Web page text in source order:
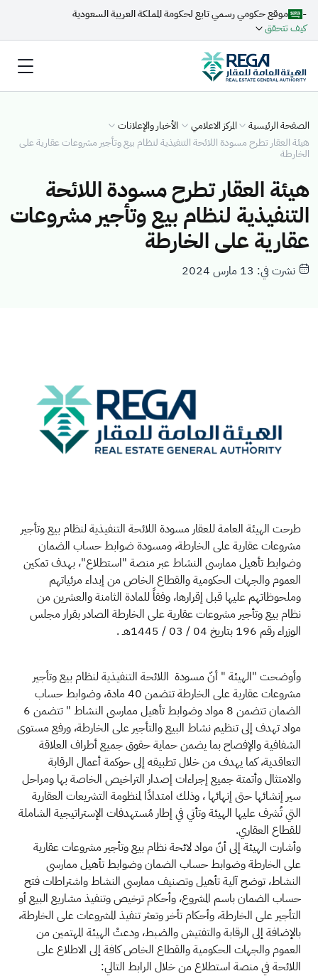
-
موقع حكومي رسمي تابع لحكومة المملكة العربية السعودية
كيف تتحقق
الصفحة الرئيسية المركز الاعلامي
الأخبار والإعلانات
هيئة العقار تطرح مسودة اللائحة التنفيذية لنظام بيع وتأجير مشروعات عقارية على
الخارطة
هيئة العقار تطرح مسودة اللائحة
التنفيذية لنظام بيع وتأجير مشروعات
عقارية على الخارطة
نشرت في: 13 مارس 2024
طرحت الهيئة العامة للعقار مسودة اللائحة التنفيذية لنظام بيع وتأجير
مشروعات عقارية على الخارطة، ومسودة ضوابط حساب الضمان
وضوابط تأهيل ممارسي النشاط عبر منصة "استطلاع"، بهدف تمكين
العموم والجهات الحكومية والقطاع الخاص من إبداء مرئياتهم
وملحوظاتهم عليها قبل إقرارها، وفقاً للمادة الثامنة والعشرين من
نظام بيع وتأجير مشروعات عقارية على الخارطة الصادر بقرار مجلس
الوزراء رقم 196 بتاريخ 04 / 03 / 1445هـ
.
وأوضحت "الهيئة " أنّ مسودة اللائحة التنفيذية لنظام بيع وتأجير
مشروعات عقارية على الخارطة تتضمن 40 مادة، وضوابط حساب
الضمان تتضمن 8 مواد وضوابط تأهيل ممارسي النشاط " تتضمن 6
مواد تهدف إلى تنظيم نشاط البيع والتأجير على الخارطة، ورفع مستوى
الشفافية والإفصاح بما يضمن حماية حقوق جميع أطراف العلاقة
التعاقدية، كما يهدف من خلال تطبيقه إلى حوكمة أعمال الرقابة
والامتثال وأتمتة جميع إجراءات إصدار التراخيص الخاصة بها ومراحل
سير إنشائها حتى إنهائها ، وذلك امتدادًا لمنظومة التشريعات العقارية
التي تُشرف عليها الهيئة وتأتي في إطار مُستهدفات الإستراتيجية الشاملة
للقطاع العقاري.
وأشارت الهيئة إلى أنّ مواد لائحة نظام بيع وتأجير مشروعات عقارية
على الخارطة وضوابط حساب الضمان وضوابط تأهيل ممارسي
النشاط، توضح آلية تأهيل وتصنيف ممارسي النشاط واشتراطات فتح
حساب الضمان باسم المشروع، وأحكام ترخيص وتنفيذ مشاريع البيع أو
التأجير على الخارطة، وأحكام تأخر وتعثر تنفيذ المشروعات على الخارطة،
بالإضافة إلى الرقابة والتفتيش والضبط، ودعتْ الهيئة المهتمين من
العموم والجهات الحكومية والقطاع الخاص كافة إلى الاطلاع على
اللائحة في منصة استطلاع من خلال الرابط التالي: